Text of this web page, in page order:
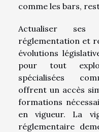
comme les bars,
Actualiser ses
réglementation et
évolutions
pour tout
spécialisées
offrent un accès
formations
en vigueur. La
réglementaire